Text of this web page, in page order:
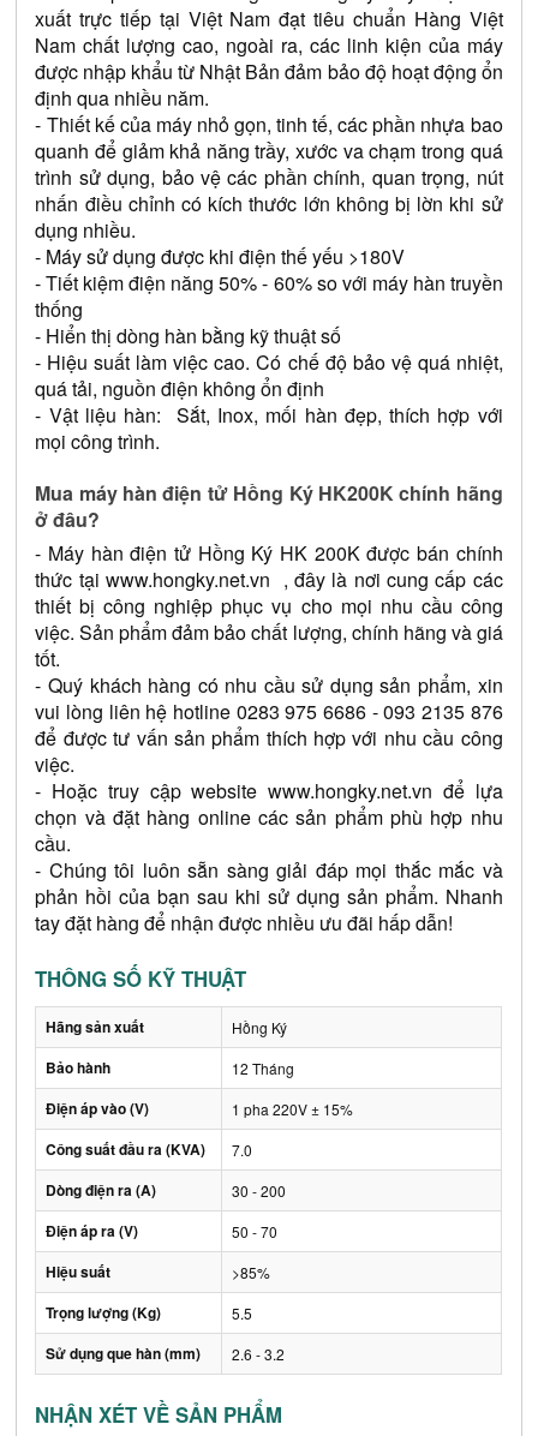
xuất trực tiếp tại Việt Nam đạt tiêu chuẩn Hàng Việt
Nam chất lượng cao, ngoài ra, các linh kiện của máy
được nhập khẩu từ Nhật Bản đảm bảo độ hoạt động ổn
định qua nhiều năm.
- Thiết kế của máy nhỏ gọn, tinh tế, các phần nhựa bao
quanh để giảm khả năng trầy, xước va chạm trong quá
trình sử dụng, bảo vệ các phần chính, quan trọng, nút
nhấn điều chỉnh có kích thước lớn không bị lờn khi sử
dụng nhiều.
- Máy sử dụng được khi điện thế yếu >180V
- Tiết kiệm điện năng 50% - 60% so với máy hàn truyền
thống
- Hiển thị dòng hàn bằng kỹ thuật số
- Hiệu suất làm việc cao. Có chế độ bảo vệ quá nhiệt,
quá tải, nguồn điện không ổn định
- Vật liệu hàn:  Sắt, Inox, mối hàn đẹp, thích hợp với
mọi công trình.
Mua máy hàn điện tử Hồng Ký HK200K chính hãng
ở đâu?
- Máy hàn điện tử Hồng Ký HK 200K được bán chính
thức tại www.hongky.net.vn , đây là nơi cung cấp các
thiết bị công nghiệp phục vụ cho mọi nhu cầu công
việc. Sản phẩm đảm bảo chất lượng, chính hãng và giá
tốt.
- Quý khách hàng có nhu cầu sử dụng sản phẩm, xin
vui lòng liên hệ hotline 0283 975 6686 - 093 2135 876
để được tư vấn sản phẩm thích hợp với nhu cầu công
việc.
- Hoặc truy cập website www.hongky.net.vn để lựa
chọn và đặt hàng online các sản phẩm phù hợp nhu
cầu.
- Chúng tôi luôn sẵn sàng giải đáp mọi thắc mắc và
phản hồi của bạn sau khi sử dụng sản phẩm. Nhanh
tay đặt hàng để nhận được nhiều ưu đãi hấp dẫn!
THÔNG SỐ KỸ THUẬT
Hãng sản xuất Hồng Ký
Bảo hành 12 Tháng
Điện áp vào (V) 1 pha 220V ± 15%
Công suất đầu ra (KVA) 7.0
Dòng điện ra (A) 30 - 200
Điện áp ra (V) 50 - 70
Hiệu suất >85%
Trọng lượng (Kg) 5.5
Sử dụng que hàn (mm) 2.6 - 3.2
NHẬN XÉT VỀ SẢN PHẨM